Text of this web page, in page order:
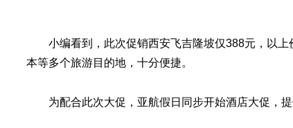
小编看到，此次促销西安飞吉隆坡仅388元，以
本等多个旅游目的地，十分便捷。
为配合此次大促，亚航假日同步开始酒店大促，